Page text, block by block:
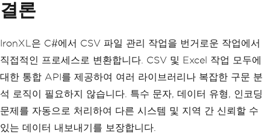
결론
IronXL은 C#에서 CSV 파일 관리 작업을 번거로운 작업에서
직접적인 프로세스로 변환합니다. CSV 및 Excel 작업 모두에
대한 통합 API를 제공하여 여러 라이브러리나 복잡한 구문 분
석 로직이 필요하지 않습니다. 특수 문자, 데이터 유형, 인코딩
문제를 자동으로 처리하여 다른 시스템 및 지역 간 신뢰할 수
있는 데이터 내보내기를 보장합니다.